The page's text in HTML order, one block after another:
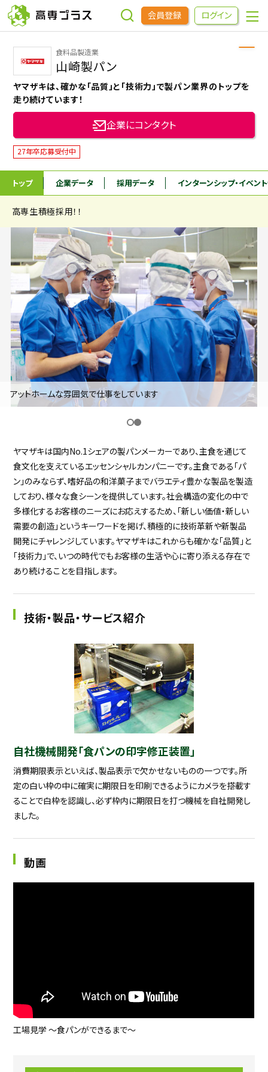
会員登録 ログイン
企業をさがす
進学先をさがす
インターンシップ・イベントをさがす
高専OBOGをさがす
高専プラスセミナー
高専生コミュニティ
めもらす
本科5年生・専攻科2年生向け 採用継続中の企業特集
9/30
まで
食料品製造業
山崎製パン
ヤマザキは、確かな「品質」と「技術力」で製パン業界のトップを
走り続けています！
企業にコンタクト
27年卒応募受付中
トップ 企業データ 採用データ インターンシップ・イベン
高専生積極採用！！
アットホームな雰囲気で仕事をしています
ヤマザキは国内No.1シェアの製パンメーカーであり、主食を通じて
食文化を支えているエッセンシャルカンパニーです。主食である「パ
ン」のみならず、嗜好品の和洋菓子までバラエティ豊かな製品を製造
しており、様々な食シーンを提供しています。社会構造の変化の中で
多様化するお客様のニーズにお応えするため、「新しい価値・新しい
需要の創造」というキーワードを掲げ、積極的に技術革新や新製品
開発にチャレンジしています。ヤマザキはこれからも確かな「品質」と
「技術力」で、いつの時代でもお客様の生活や心に寄り添える存在で
あり続けることを目指します。
技術・製品・サービス紹介
自社機械開発「食パンの印字修正装置」
消費期限表示といえば、製品表示で欠かせないものの一つです。所
定の白い枠の中に確実に期限日を印刷できるようにカメラを搭載す
ることで白枠を認識し、必ず枠内に期限日を打つ機械を自社開発し
ました。
動画
工場見学 ～食パンができるまで～